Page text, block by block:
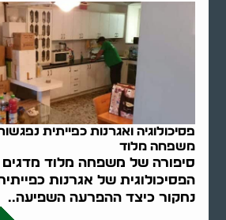
פסיכולוגיה ואגרנות כפייתית
משפחה מלוד
סיפורה של משפחה מלוד
הפסיכולוגית של אגרנות
נחקור כיצד ההפרעה השפיעה..